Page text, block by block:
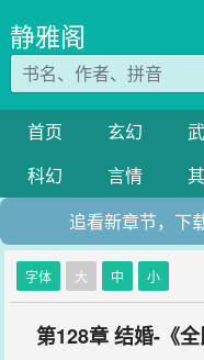
静雅阁
首页 玄幻
科幻
言情
追看新章节，下
字体 大 中 小
第128章 结婚-《